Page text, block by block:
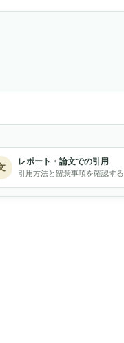
レポート・論文での引用
引用方法と留意事項を確認する